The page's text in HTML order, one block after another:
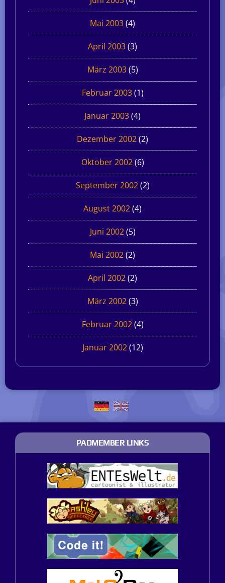
Mai 2003(4)
April 2003(3)
März 2003(5)
Februar 2003(1)
Januar 2003(4)
Dezember 2002(2)
Oktober 2002(6)
September 2002(2)
August 2002(4)
Juni 2002(5)
Mai 2002(2)
April 2002(2)
März 2002(3)
Februar 2002(4)
Januar 2002(12)
PADMEMBER LINKS